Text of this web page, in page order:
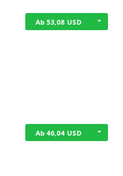
Ab 53,08 USD
Ab 46,04 USD